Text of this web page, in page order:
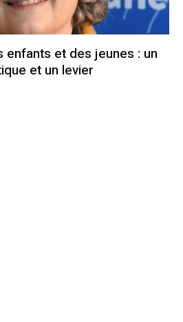
enfants et des jeunes : un
et un levier